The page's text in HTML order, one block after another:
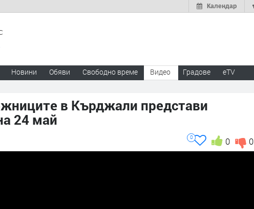
Календар
Новини Обяви Свободно време Видео Градове eTV
в Кърджали представи
24 май
0
0
0